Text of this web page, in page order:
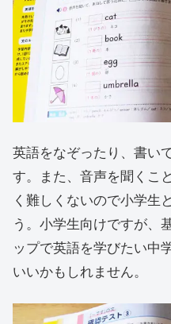
英語をなぞったり、書い
す。また、音声を聞くこ
く難しくないので小学生
う。小学生向けですが、
ップで英語を学びたい中
いいかもしれません。